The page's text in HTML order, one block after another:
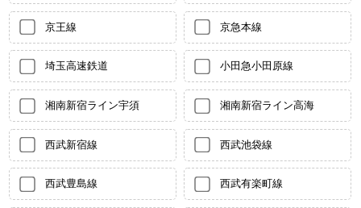
京王線 京急本線
埼玉高速鉄道 小田急小田原線
湘南新宿ライン宇須 湘南新宿ライン高海
西武新宿線 西武池袋線
西武豊島線 西武有楽町線